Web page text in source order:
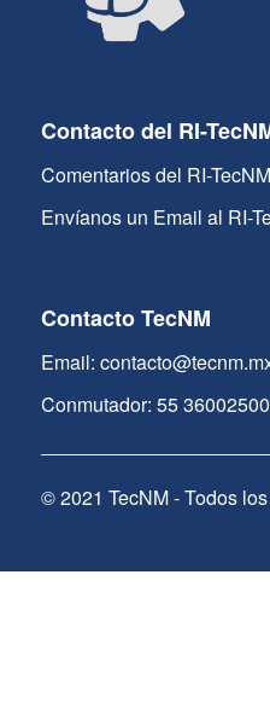
Contacto del RI-
Comentarios del RI-TecNM
Envíanos un Email al RI-
Contacto TecNM
Email:
Conmutador: 55 36002500
© 2021 TecNM - Todos